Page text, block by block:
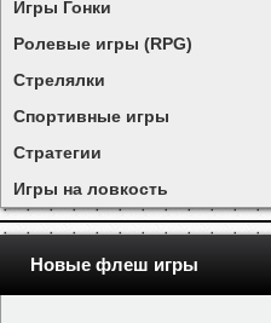
Игры Гонки
Ролевые игры (RPG)
Стрелялки
Спортивные игры
Стратегии
Игры на ловкость
Новые флеш игры